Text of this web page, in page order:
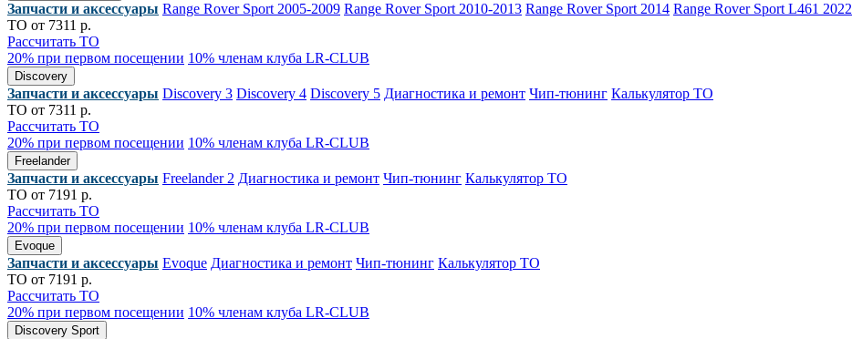
Запчасти и аксессуары Range Rover Sport 2005-2009 Range Rover Sport 2010-2013 Range Rover Sport 2014 Range Rover Sport L461 2022
ТО от 7311 р.
Рассчитать ТО
20% при первом посещении 10% членам клуба LR-CLUB
Discovery
Запчасти и аксессуары Discovery 3 Discovery 4 Discovery 5 Диагностика и ремонт Чип-тюнинг Калькулятор ТО
ТО от 7311 р.
Рассчитать ТО
20% при первом посещении 10% членам клуба LR-CLUB
Freelander
Запчасти и аксессуары Freelander 2 Диагностика и ремонт Чип-тюнинг Калькулятор ТО
ТО от 7191 р.
Рассчитать ТО
20% при первом посещении 10% членам клуба LR-CLUB
Evoque
Запчасти и аксессуары Evoque Диагностика и ремонт Чип-тюнинг Калькулятор ТО
ТО от 7191 р.
Рассчитать ТО
20% при первом посещении 10% членам клуба LR-CLUB
Discovery Sport